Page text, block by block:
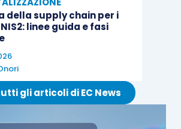
è tanto più vero quando l’ente
ad un ambito ridotto,
comunale.
può non segnalare come
dal MEF presti il fianco ad
della supply chain per i
linee guida e fasi
gli articoli di EC News